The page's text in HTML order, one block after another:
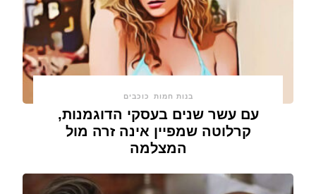
בנות חמות כוכבים
עם עשר שנים בעסקי הדוגמנות,
קרלוטה שמפיין אינה זרה מול
המצלמה